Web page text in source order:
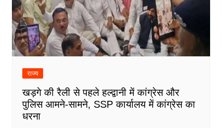
राज्य
खड़गे की रैली से पहले हल्द्वानी में कांग्रेस और
पुलिस आमने-सामने, SSP कार्यालय में कांग्रेस का
धरना